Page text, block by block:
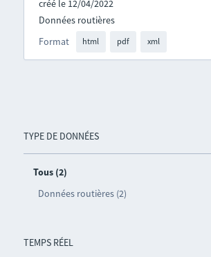
TYPE DE DONNÉES
Tous (2)
Données routières (2)
TEMPS RÉEL
créé le 12/04/2022
Format html pdf xml
Données routières